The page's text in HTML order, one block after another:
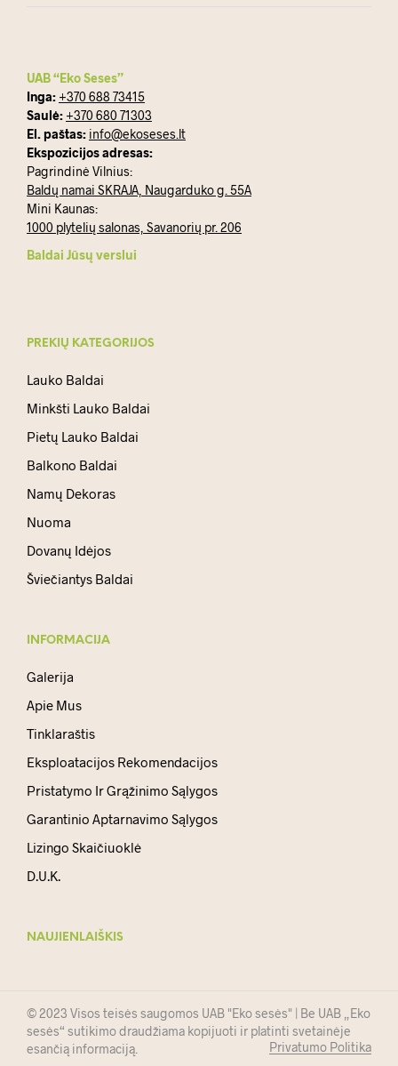
UAB “Eko Seses”
Inga: +370 688 73415
Saulė: +370 680 71303
El. paštas: info@ekoseses.lt
Ekspozicijos adresas:
Pagrindinė Vilnius:
Baldų namai SKRAJA, Naugarduko g. 55A
Mini Kaunas:
1000 plytelių salonas, Savanorių pr. 206
Baldai Jūsų verslui
PREKIŲ KATEGORIJOS
Lauko Baldai
Minkšti Lauko Baldai
Pietų Lauko Baldai
Balkono Baldai
Namų Dekoras
Nuoma
Dovanų Idėjos
Šviečiantys Baldai
INFORMACIJA
Galerija
Apie Mus
Tinklaraštis
Eksploatacijos Rekomendacijos
Pristatymo Ir Grąžinimo Sąlygos
Garantinio Aptarnavimo Sąlygos
Lizingo Skaičiuoklė
D.U.K.
NAUJIENLAIŠKIS
© 2023 Visos teisės saugomos UAB "Eko sesės" | Be UAB „Eko
sesės“ sutikimo draudžiama kopijuoti ir platinti svetainėje
esančią informaciją.
Privatumo Politika